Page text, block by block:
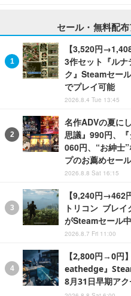
セール・無料配
【3,520円
3作セット『ル
ク』Steamセー
でプレイ可能
2026.8.4 Tue 13:45
名作ADVの夏に
思議』990円、
060円、“お紳士
プのお薦めセール
2026.8.8 Sat 16:15
【9,240円→462
トリコン ブレイ
がSteamセール
2026.8.7 Fri 11:00
【2,800円→0円
eathedge』
8月31日早期ア